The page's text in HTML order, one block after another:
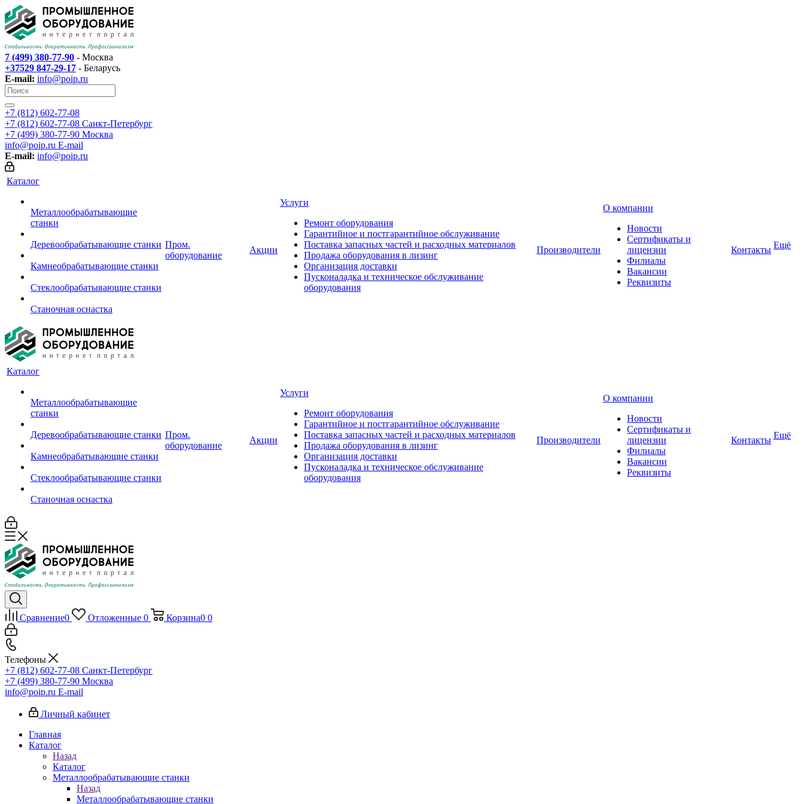
7 (499) 380-77-90 - Москва
+37529 847-29-17 - Беларусь
E-mail: info@poip.ru
+7 (812) 602-77-08
+7 (812) 602-77-08 Санкт-Петербург
+7 (499) 380-77-90 Москва
info@poip.ru E-mail
E-mail: info@poip.ru
Каталог
Металлообрабатывающие
станки
Деревообрабатывающие станки
Камнеобрабатывающие станки
Стеклообрабатывающие станки
Станочная оснастка
Пром.
оборудование
Акции
Услуги
Ремонт оборудования
Гарантийное и постгарантийное обслуживание
Поставка запасных частей и расходных материалов
Продажа оборудования в лизинг
Организация доставки
Пусконаладка и техническое обслуживание
оборудования
Производители
О компании
Новости
Сертификаты и
лицензии
Филиалы
Вакансии
Реквизиты
Контакты Ещё
Каталог
Металлообрабатывающие
станки
Деревообрабатывающие станки
Камнеобрабатывающие станки
Стеклообрабатывающие станки
Станочная оснастка
Пром.
оборудование
Акции
Услуги
Ремонт оборудования
Гарантийное и постгарантийное обслуживание
Поставка запасных частей и расходных материалов
Продажа оборудования в лизинг
Организация доставки
Пусконаладка и техническое обслуживание
оборудования
Производители
О компании
Новости
Сертификаты и
лицензии
Филиалы
Вакансии
Реквизиты
Контакты Ещё
Сравнение0 Отложенные 0 Корзина0 0
Телефоны
+7 (812) 602-77-08 Санкт-Петербург
+7 (499) 380-77-90 Москва
info@poip.ru E-mail
Личный кабинет
Главная
Каталог
Назад
Каталог
Металлообрабатывающие станки
Назад
Металлообрабатывающие станки